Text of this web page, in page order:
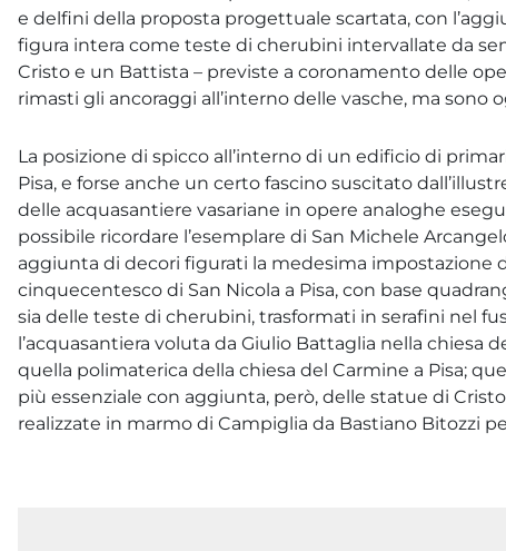
e delfini della proposta progettuale scartata, con
figura intera come teste di cherubini intervallate da
Cristo e un Battista – previste a coronamento delle
rimasti gli ancoraggi all’interno delle vasche, ma sono
La posizione di spicco all’interno di un edificio di
Pisa, e forse anche un certo fascino suscitato
delle acquasantiere vasariane in opere analoghe
possibile ricordare l’esemplare di San Michele
aggiunta di decori figurati la medesima impostazione
cinquecentesco di San Nicola a Pisa, con base
sia delle teste di cherubini, trasformati in serafini nel
l’acquasantiera voluta da Giulio Battaglia nella chiesa
quella polimaterica della chiesa del Carmine a Pisa;
più essenziale con aggiunta, però, delle statue di
realizzate in marmo di Campiglia da Bastiano Bitozzi